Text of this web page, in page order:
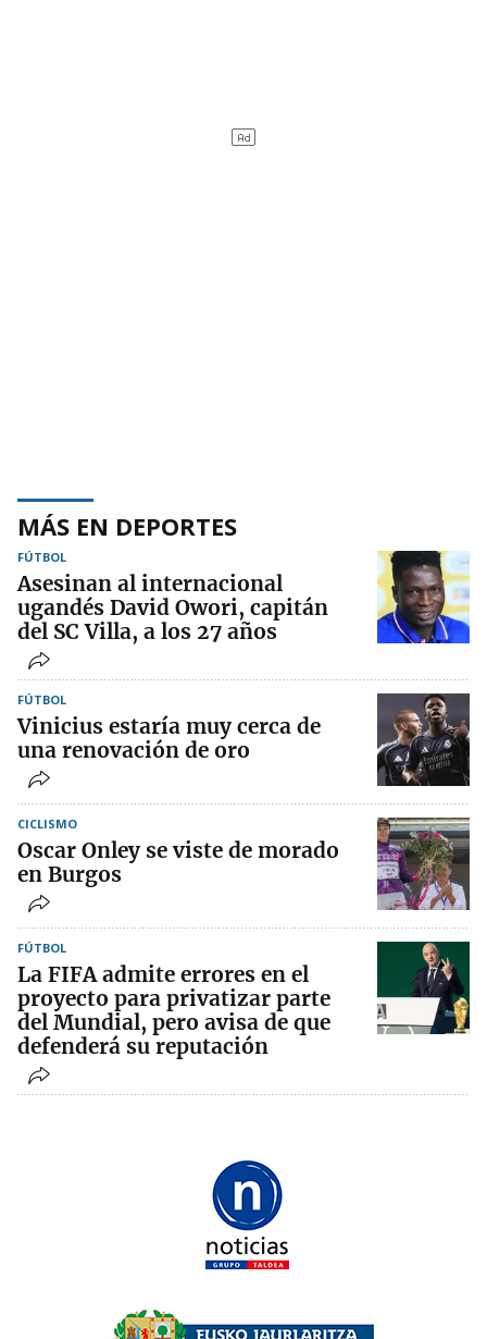
MÁS EN DEPORTES
FÚTBOL
Asesinan al internacional
ugandés David Owori, capitán
del SC Villa, a los 27 años
FÚTBOL
Vinicius estaría muy cerca de
una renovación de oro
CICLISMO
Oscar Onley se viste de morado
en Burgos
FÚTBOL
La FIFA admite errores en el
proyecto para privatizar parte
del Mundial, pero avisa de que
defenderá su reputación